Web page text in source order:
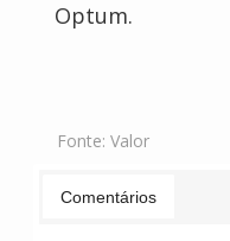
Optum.
Fonte: Valor
Comentários